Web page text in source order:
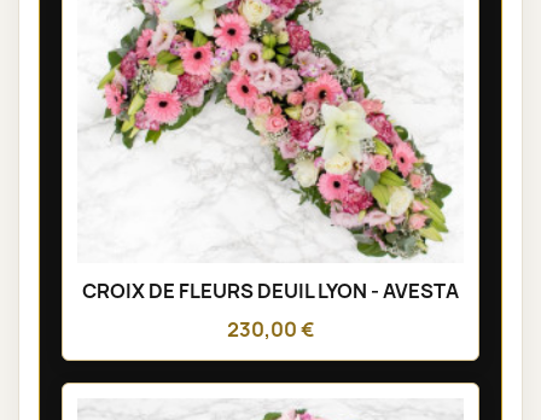
CROIX DE FLEURS DEUIL LYON - AVESTA
230,00 €